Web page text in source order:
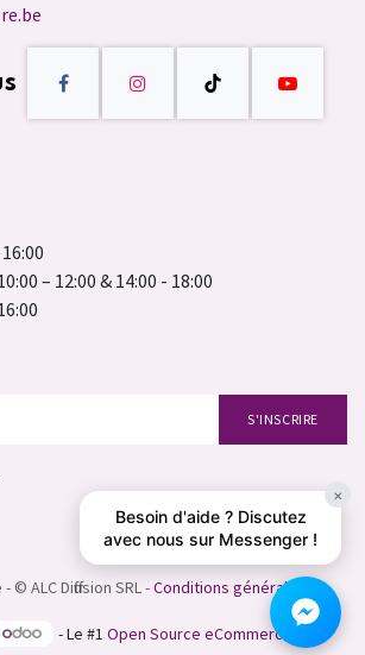
– 12:00 & 14:00 - 18:00
S'INSCRIRE
×
Besoin d'aide ? Discutez
avec nous sur Messenger !
© ALC Diffusion SRL -Conditions générales
- Le #1 Open Source eCommerce